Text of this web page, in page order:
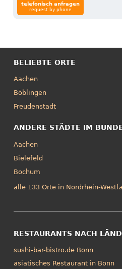
telefonisch anfragen
request by phone
BELIEBTE ORTE
Aachen
Böblingen
Freudenstadt
ANDERE STÄDTE IM
Aachen
Bielefeld
Bochum
alle 133 Orte in Nordrhein-
RESTAURANTS NACH
sushi-bar-bistro.de Bonn
asiatisches Restaurant in Bonn